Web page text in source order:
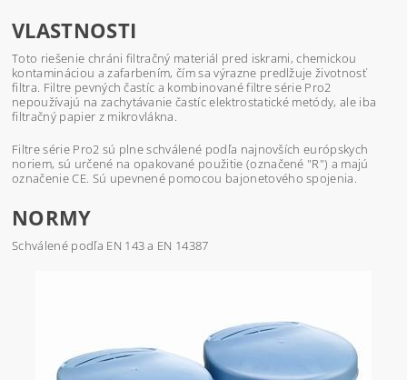
VLASTNOSTI
Toto riešenie chráni filtračný materiál pred iskrami, chemickou
kontamináciou a zafarbením, čím sa výrazne predlžuje životnosť
filtra. Filtre pevných častíc a kombinované filtre série Pro2
nepoužívajú na zachytávanie častíc elektrostatické metódy, ale iba
filtračný papier z mikrovlákna.
Filtre série Pro2 sú plne schválené podľa najnovších európskych
noriem, sú určené na opakované použitie (označené "R") a majú
označenie CE. Sú upevnené pomocou bajonetového spojenia.
NORMY
Schválené podľa EN 143 a EN 14387